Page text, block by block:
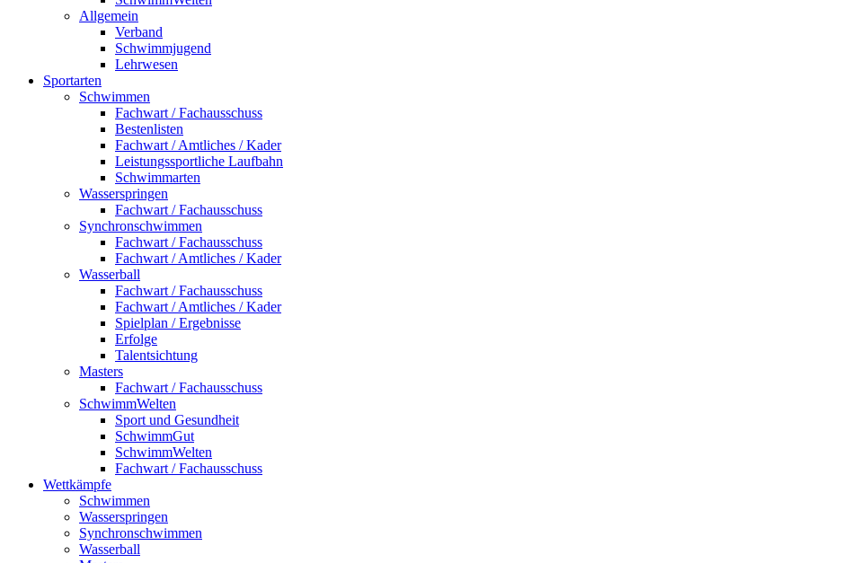
Allgemein
Verband
Schwimmjugend
Lehrwesen
Sportarten
Schwimmen
Fachwart / Fachausschuss
Bestenlisten
Fachwart / Amtliches / Kader
Leistungssportliche Laufbahn
Schwimmarten
Wasserspringen
Fachwart / Fachausschuss
Synchronschwimmen
Fachwart / Fachausschuss
Fachwart / Amtliches / Kader
Wasserball
Fachwart / Fachausschuss
Fachwart / Amtliches / Kader
Spielplan / Ergebnisse
Erfolge
Talentsichtung
Masters
Fachwart / Fachausschuss
SchwimmWelten
Sport und Gesundheit
SchwimmGut
SchwimmWelten
Fachwart / Fachausschuss
Wettkämpfe
Schwimmen
Wasserspringen
Synchronschwimmen
Wasserball